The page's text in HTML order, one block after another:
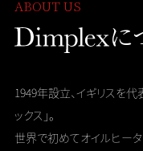
ABOUT US
に
1949年設立、イギリスを
ックス」。
世界で初めてオイルヒー